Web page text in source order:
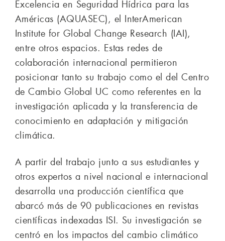
Excelencia en Seguridad Hídrica para las
Américas (AQUASEC), el InterAmerican
Institute for Global Change Research (IAI),
entre otros espacios. Estas redes de
colaboración internacional permitieron
posicionar tanto su trabajo como el del Centro
de Cambio Global UC como referentes en la
investigación aplicada y la transferencia de
conocimiento en adaptación y mitigación
climática.
A partir del trabajo junto a sus estudiantes y
otros expertos a nivel nacional e internacional
desarrolla una producción científica que
abarcó más de 90 publicaciones en revistas
científicas indexadas ISI. Su investigación se
centró en los impactos del cambio climático